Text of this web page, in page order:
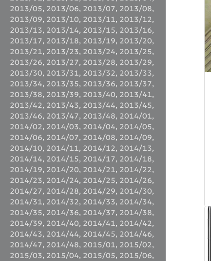
2013/05, 2013/06, 2013/07, 2013/08,
2013/09, 2013/10, 2013/11, 2013/12,
2013/13, 2013/14, 2013/15, 2013/16,
2013/17, 2013/18, 2013/19, 2013/20,
2013/21, 2013/23, 2013/24, 2013/25,
2013/26, 2013/27, 2013/28, 2013/29,
2013/30, 2013/31, 2013/32, 2013/33,
2013/34, 2013/35, 2013/36, 2013/37,
2013/38, 2013/39, 2013/40, 2013/41,
2013/42, 2013/43, 2013/44, 2013/45,
2013/46, 2013/47, 2013/48, 2014/01,
2014/02, 2014/03, 2014/04, 2014/05,
2014/06, 2014/07, 2014/08, 2014/09,
2014/10, 2014/11, 2014/12, 2014/13,
2014/14, 2014/15, 2014/17, 2014/18,
2014/19, 2014/20, 2014/21, 2014/22,
2014/23, 2014/24, 2014/25, 2014/26,
2014/27, 2014/28, 2014/29, 2014/30,
2014/31, 2014/32, 2014/33, 2014/34,
2014/35, 2014/36, 2014/37, 2014/38,
2014/39, 2014/40, 2014/41, 2014/42,
2014/43, 2014/44, 2014/45, 2014/46,
2014/47, 2014/48, 2015/01, 2015/02,
2015/03, 2015/04, 2015/05, 2015/06,